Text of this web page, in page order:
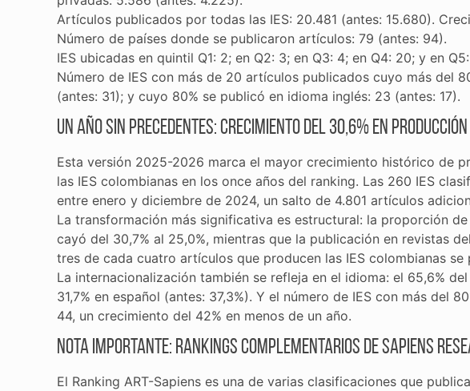
Artículos publicados por todas las IES: 20.481 (antes: 15.680).
Número de países donde se publicaron artículos: 79 (antes: 94).
IES ubicadas en quintil Q1: 2; en Q2: 3; en Q3: 4; en Q4: 20; y en
Número de IES con más de 20 artículos publicados cuyo más del
(antes: 31); y cuyo 80% se publicó en idioma inglés: 23 (antes: 17).
Un año sin precedentes: crecimiento del 30,6% en
Esta versión 2025-2026 marca el mayor crecimiento histórico de
las IES colombianas en los once años del ranking. Las 260 IES
entre enero y diciembre de 2024, un salto de 4.801 artículos
La transformación más significativa es estructural: la proporción
cayó del 30,7% al 25,0%, mientras que la publicación en revistas
tres de cada cuatro artículos que producen las IES colombianas
La internacionalización también se refleja en el idioma: el 65,6%
31,7% en español (antes: 37,3%). Y el número de IES con más del
44, un crecimiento del 42% en menos de un año.
Nota importante: rankings complementarios de Sapiens
El Ranking ART-Sapiens es una de varias clasificaciones que